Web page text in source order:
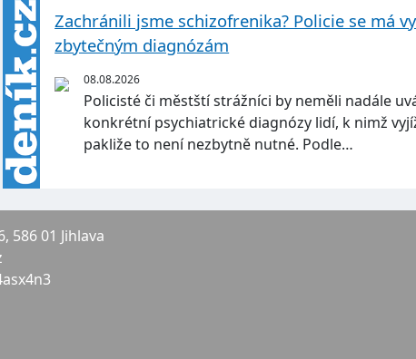
Zachránili jsme schizofrenika? Policie se má
zbytečným diagnózám
08.08.2026
Policisté či městští strážníci by neměli nadále
konkrétní psychiatrické diagnózy lidí, k nimž
pakliže to není nezbytně nutné. Podle…
586 01 Jihlava